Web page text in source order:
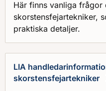
Här finns vanliga
skorstensfejartekniker,
praktiska detaljer.
LIA
skorstensfejartekniker